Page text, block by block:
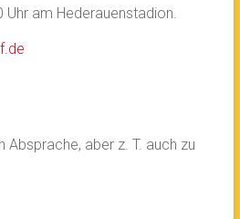
am Hederauenstadion.
Absprache, aber z. T. auch zu